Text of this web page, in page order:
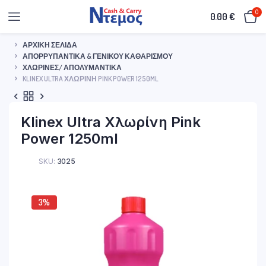
0.00€ 0
ΑΡΧΙΚΉ ΣΕΛΊΔΑ
ΑΠΟΡΡΥΠΑΝΤΙΚΆ & ΓΕΝΙΚΟΎ ΚΑΘΑΡΙΣΜΟΎ
ΧΛΩΡΊΝΕΣ/ ΑΠΟΛΥΜΑΝΤΙΚΆ
KLINEX ULTRA ΧΛΩΡΊΝΗ PINK POWER 1250ML
Klinex Ultra Χλωρίνη Pink
Power 1250ml
SKU: 3025
3%